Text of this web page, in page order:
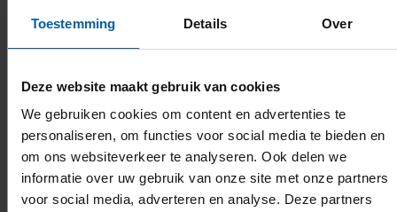
Toestemming Details Over
Deze website maakt gebruik van cookies
We gebruiken cookies om content en advertenties te
personaliseren, om functies voor social media te bieden en
om ons websiteverkeer te analyseren. Ook delen we
informatie over uw gebruik van onze site met onze partners
voor social media, adverteren en analyse. Deze partners
Blijf op de hoogte van wat er gebeurt
Corporate LinkedIn groep
Domein LinkedIn groepen